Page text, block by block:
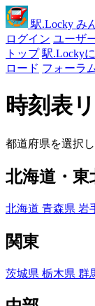
駅.Locky み
ログイン ユーザ
トップ 駅.Locky
ロード フォーラ
時刻表
都道府県を選択
北海道・東
北海道 青森県 岩
関東
茨城県 栃木県 群